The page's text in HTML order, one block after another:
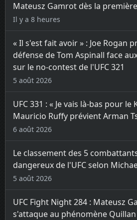
Mateusz Gamrot dès la
Il y a 8 heures
« Il s'est fait avoir » : Joe Rogan
défense de Tom Aspinall face
sur le no-contest de l'UFC 321
5 août 2026
UFC 331 : « Je vais là-bas pour le
Mauricio Ruffy prévient Arman
6 août 2026
Le classement des 5
dangereux de l'UFC selon
5 août 2026
UFC Fight Night 284 : Mateusz
s'attaque au phénomène